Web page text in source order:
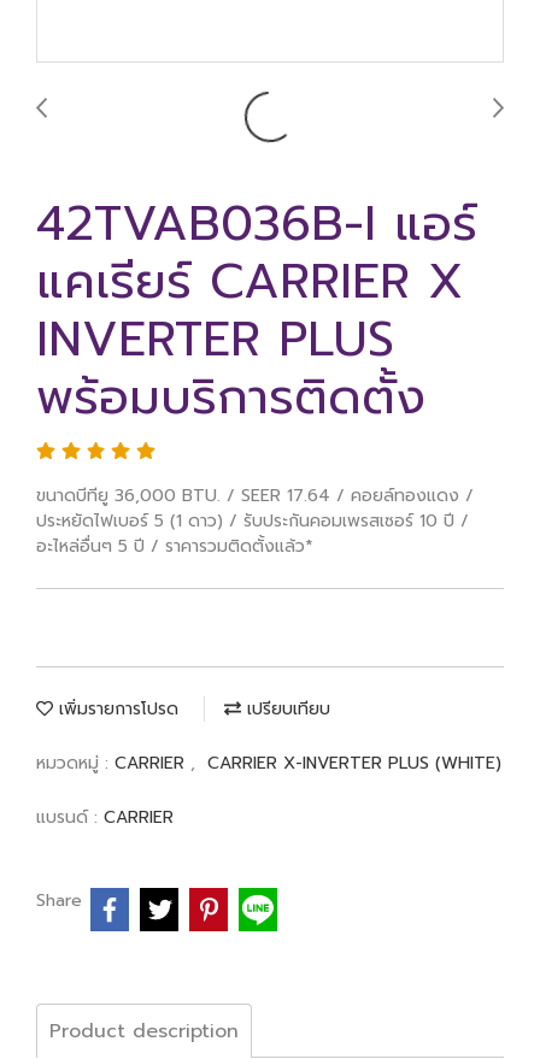
42TVAB036B-I แอร์
แคเรียร์ CARRIER X
INVERTER PLUS
พร้อมบริการติดตั้ง
ขนาดบีทียู 36,000 BTU. / SEER 17.64 / คอยล์ทองแดง /
ประหยัดไฟเบอร์ 5 (1 ดาว) / รับประกันคอมเพรสเซอร์ 10 ปี /
อะไหล่อื่นๆ 5 ปี / ราคารวมติดตั้งแล้ว*
เพิ่มรายการโปรด เปรียบเทียบ
หมวดหมู่ : CARRIER , CARRIER X-INVERTER PLUS (WHITE)
แบรนด์ : CARRIER
Share
Product description